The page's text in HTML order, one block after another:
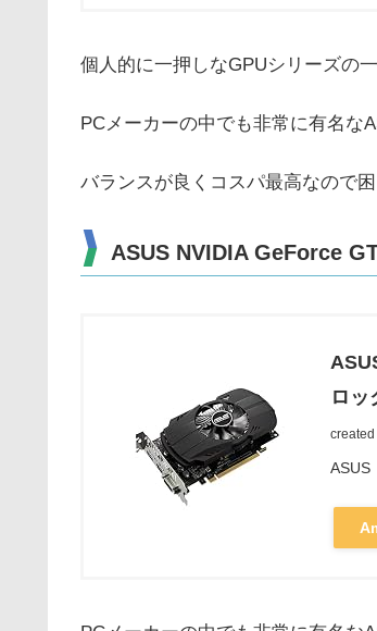
個人的に一押しなGPUシリーズの
PCメーカーの中でも非常に有名な
バランスが良くコスパ最高なので
ASUS NVIDIA GeForce
ロッ
created
ASUS